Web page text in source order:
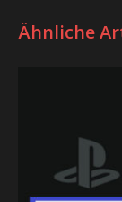
Ähnliche